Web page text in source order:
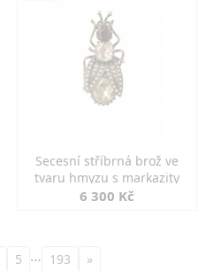
Secesní stříbrná brož ve
tvaru hmyzu s markazity
6 300 Kč
5 … 193 »